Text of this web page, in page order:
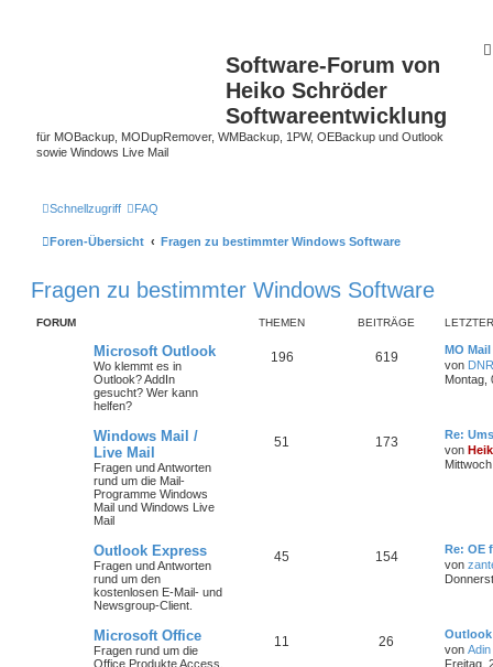
Software-Forum von
Heiko Schröder
Softwareentwicklung
für MOBackup, MODupRemover, WMBackup, 1PW, OEBackup und Outlook
sowie Windows Live Mail
Schnellzugriff FAQ
Foren-Übersicht Fragen zu bestimmter Windows Software
Fragen zu bestimmter Windows Software
FORUM THEMEN BEITRÄGE
Microsoft Outlook
Wo klemmt es in
Outlook? AddIn
gesucht? Wer kann
helfen?
196 619
MO
von
Montag,
Windows Mail /
Live Mail
Fragen und Antworten
rund um die Mail-
Programme Windows
Mail und Windows Live
Mail
51 173
Re:
von
Outlook Express
Fragen und Antworten
rund um den
kostenlosen E-Mail- und
Newsgroup-Client.
45 154
Re: OE
von
Microsoft Office
Fragen rund um die
Office Produkte Access,
11 26
von Adin
Freitag,